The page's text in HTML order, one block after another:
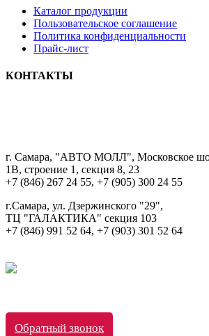
Каталог продукции
Пользовательское соглашение
Политика конфиденциальности
Прайс-лист
КОНТАКТЫ
г. Самара, "АВТО МОЛЛ", Московское
1В, строение 1, секция 8, 23
+7 (846) 267 24 55, +7 (905) 300 24 55
г.Самара, ул. Дзержинского "29",
ТЦ "ГАЛАКТИКА" секция 103
+7 (846) 991 52 64, +7 (903) 301 52 64
Обратный звонок